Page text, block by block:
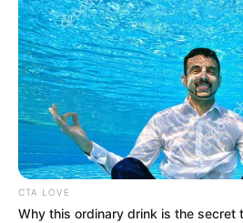
CTA LOVE
Why this ordinary drink is the secret